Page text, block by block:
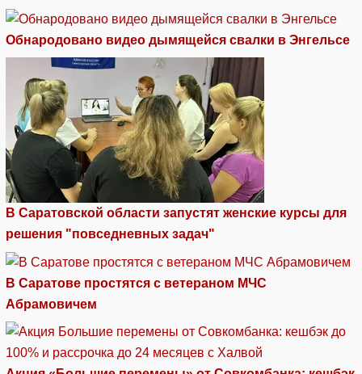
Обнародовано видео дымящейся свалки в Энгельсе
В Саратовской области запустят женские курсы для
решения "повседневных задач"
В Саратове простятся с ветераном МЧС
Абрамовичем